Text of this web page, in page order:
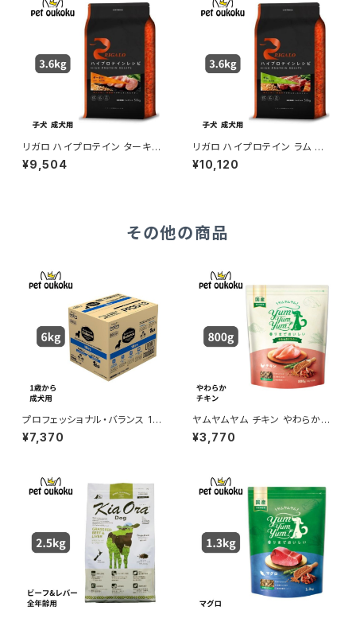
リガロ ハイプロテイン ターキー
子犬 成犬用 3.6kg ドッグフー
ド グレインフリー
¥9,504
リガロ ハイプロテイン ラム 子
犬成犬用 3.6kg ドッグフード
ドライフード
¥10,120
その他の商品
プロフェッショナル・バランス 1歳
から成犬用 6kg
¥7,370
ヤムヤムヤム チキン やわらかド
ライタイプ 800g yum yum yu
m ! 4571245859341
¥3,770